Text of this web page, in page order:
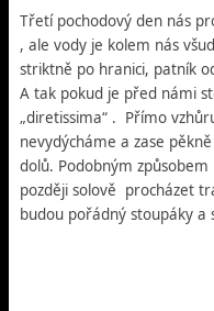
Třetí pochodový den nás
, ale vody je kolem nás
striktně po hranici, patník
A tak pokud je před námi
„diretissima“ . Přímo
nevydýcháme a zase
dolů. Podobným
později solově procházet
budou pořádný stoupáky a